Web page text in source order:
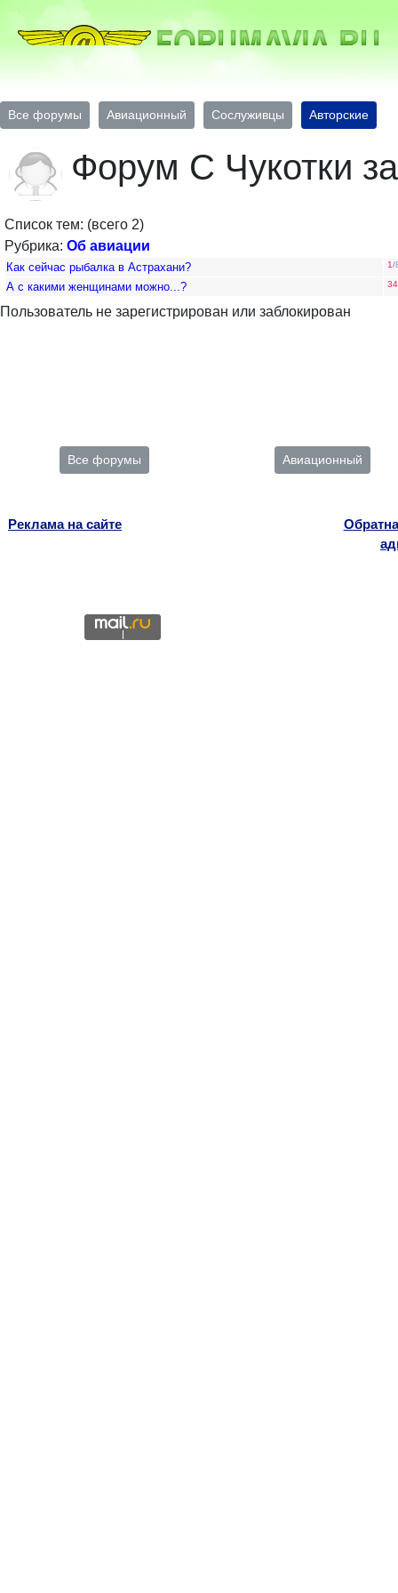
Все форумы Авиационный Сослуживцы Авторские
Форум С Чукотки
Список тем: (всего 2)
Рубрика: Об авиации
Как сейчас рыбалка в Астрахани? 1/
А с какими женщинами можно...? 34
Пользователь не зарегистрирован или заблокирован
Все форумы Авиационный
Реклама на сайте